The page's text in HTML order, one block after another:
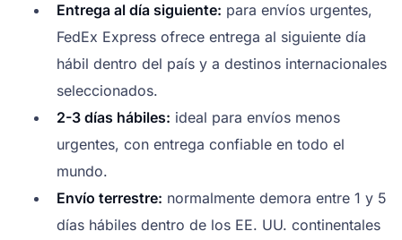
Entrega al día siguiente: para envíos urgentes,
FedEx Express ofrece entrega al siguiente día
hábil dentro del país y a destinos internacionales
seleccionados.
2-3 días hábiles: ideal para envíos menos
urgentes, con entrega confiable en todo el
mundo.
Envío terrestre: normalmente demora entre 1 y 5
días hábiles dentro de los EE. UU. continentales